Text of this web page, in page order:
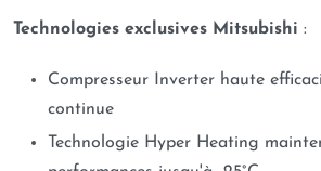
Technologies exclusives Mitsubishi :
Compresseur Inverter haute
continue
Technologie Hyper Heating